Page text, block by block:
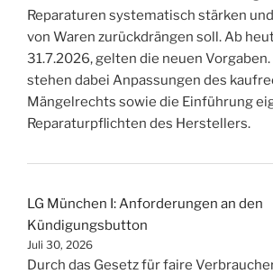
Reparaturen systematisch stärken
von Waren zurückdrängen soll. Ab
31.7.2026, gelten die neuen
stehen dabei Anpassungen des
Mängelrechts sowie die Einführung
Reparaturpflichten des Herstellers.
LG München I: Anforderungen an den
Kündigungsbutton
Juli 30, 2026
Durch das Gesetz für faire